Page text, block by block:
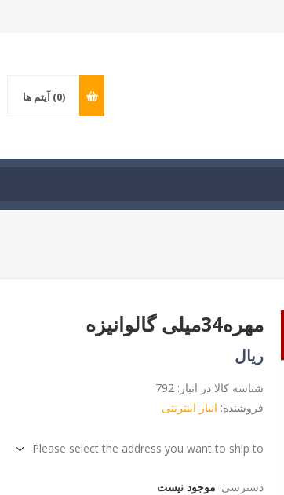
(0) آیتم ها
مهره34میلی گالوانیزه
ریال
شناسه کالا در انبار: 792
فروشنده: انبار اینترنتی
Please select the address you want to ship to
دسترسی: موجود نیست